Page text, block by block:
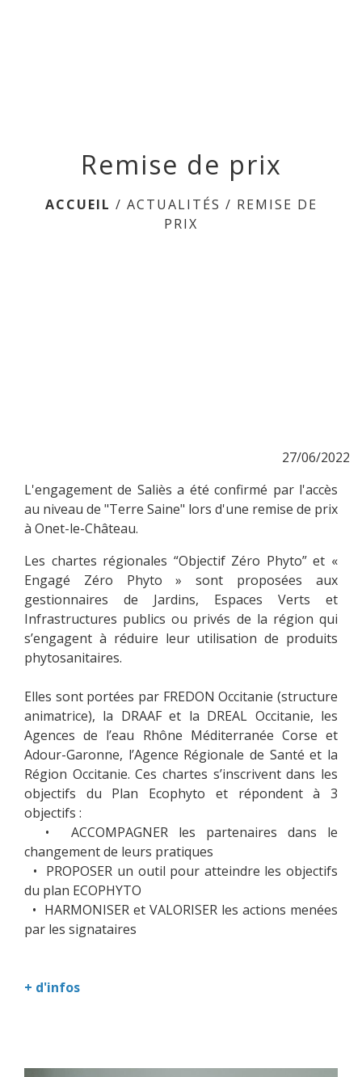
Remise de prix
ACCUEIL / ACTUALITÉS / REMISE DE
PRIX
27/06/2022
L'engagement de Saliès a été confirmé par l'accès
au niveau de "Terre Saine" lors d'une remise de prix
à Onet-le-Château.
Les chartes régionales “Objectif Zéro Phyto” et «
Engagé Zéro Phyto » sont proposées aux
gestionnaires de Jardins, Espaces Verts et
Infrastructures publics ou privés de la région qui
s’engagent à réduire leur utilisation de produits
phytosanitaires.
Elles sont portées par FREDON Occitanie (structure
animatrice), la DRAAF et la DREAL Occitanie, les
Agences de l’eau Rhône Méditerranée Corse et
Adour-Garonne, l’Agence Régionale de Santé et la
Région Occitanie. Ces chartes s’inscrivent dans les
objectifs du Plan Ecophyto et répondent à 3
objectifs :
• ACCOMPAGNER les partenaires dans le
changement de leurs pratiques
• PROPOSER un outil pour atteindre les objectifs
du plan ECOPHYTO
• HARMONISER et VALORISER les actions menées
par les signataires
+ d'infos